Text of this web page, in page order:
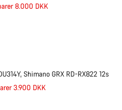
8.000 DKK
Shimano GRX RD-RX822 12s
3.900 DKK